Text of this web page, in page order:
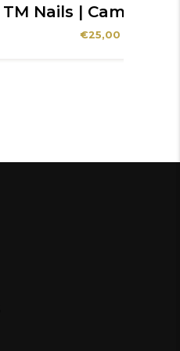
330gr